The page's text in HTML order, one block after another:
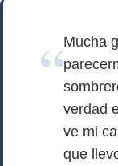
Mucha
verdad
ve mi
que